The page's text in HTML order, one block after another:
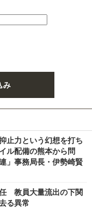
み
止力という幻想を打ち
ル配備の熊本から問
」事務局長・伊勢崎賢
教員大量流出の下関
る異常